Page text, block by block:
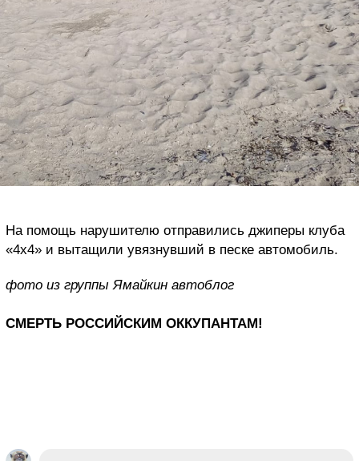
На помощь нарушителю отправились джиперы клуба
«4х4» и вытащили увязнувший в песке автомобиль.
фото из группы Ямайкин автоблог
СМЕРТЬ РОССИЙСКИМ ОККУПАНТАМ!